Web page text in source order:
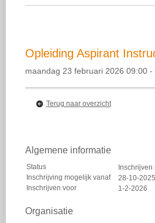
Opleiding Aspirant
maandag 23 februari 2026 09:00
Terug naar overzicht
Algemene informatie
Status
Inschrijving mogelijk vanaf
28-10-
Inschrijven voor
1-2-2026
Organisatie